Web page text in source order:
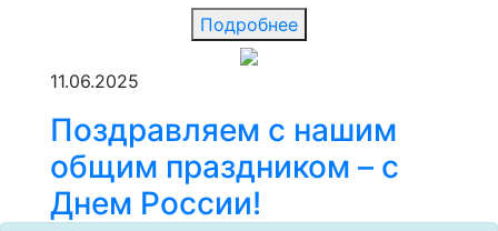
Подробнее
11.06.2025
Поздравляем с нашим
общим праздником – с
Днем России!